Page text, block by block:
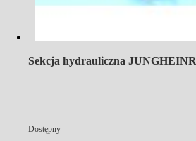
Sekcja hydrauliczna
Dostępny